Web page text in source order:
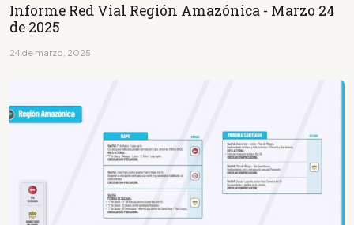
Informe Red Vial Región Amazónica - Marzo 24
de 2025
24 de marzo, 2025